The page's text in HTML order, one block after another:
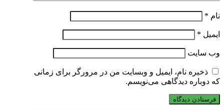
نام *
ایمیل *
وب‌ سایت
ذخیره نام، ایمیل و وبسایت من در مرورگر برای زمانی
که دوباره دیدگاهی می‌نویسم.